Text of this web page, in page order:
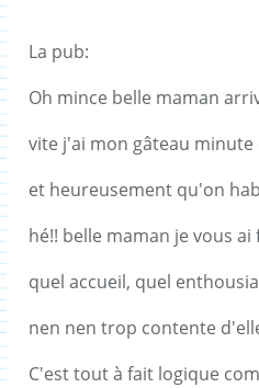
La pub:
Oh mince belle maman
vite j'ai mon gâteau minute
et heureusement qu'on
hé!! belle maman je vous
quel accueil, quel
nen nen trop contente
C'est tout à fait logique